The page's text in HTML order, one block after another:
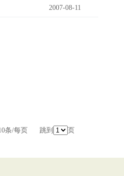
2007-08-11
/每页 跳到 页